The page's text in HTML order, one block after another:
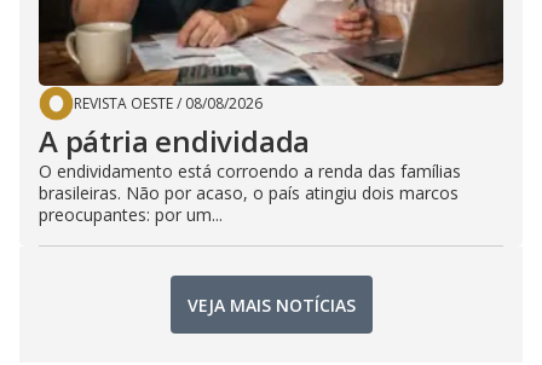
REVISTA OESTE/ 08/08/2026
A pátria endividada
O endividamento está corroendo a renda das famílias
brasileiras. Não por acaso, o país atingiu dois marcos
preocupantes: por um...
VEJA MAIS NOTÍCIAS